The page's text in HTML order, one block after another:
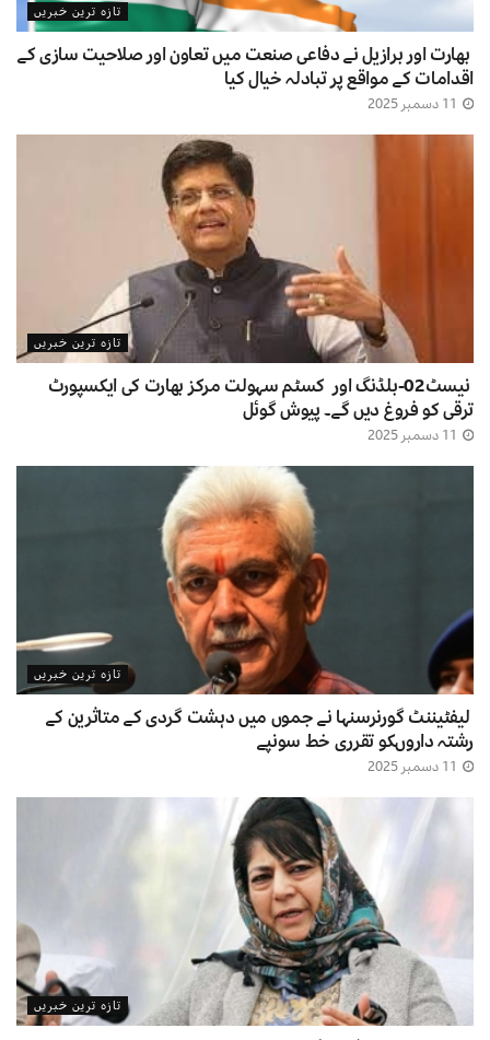
تازہ ترین خبریں
بھارت اور برازیل نے دفاعی صنعت میں تعاون اور صلاحیت سازی کے
اقدامات کے مواقع پر تبادلہ خیال کیا
تازہ ترین خبریں
نیسٹ02-بلڈنگ اور کسٹم سہولت مرکز بھارت کی ایکسپورٹ
ترقی کو فروغ دیں گے۔ پیوش گوئل
تازہ ترین خبریں
لیفٹیننٹ گورنرسنہا نے جموں میں دہشت گردی کے متاثرین کے
رشتہ داروںکو تقرری خط سونپے
تازہ ترین خبریں